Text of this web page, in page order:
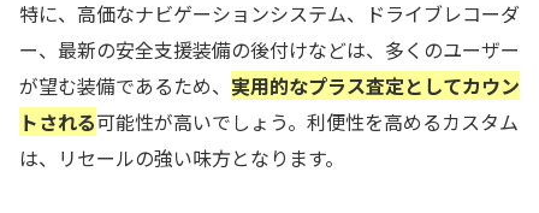
特に、高価なナビゲーションシステム、ドライブレコーダ
ー、最新の安全支援装備の後付けなどは、多くのユーザー
が望む装備であるため、 実用的なプラス査定としてカウン
トされる可能性が高いでしょう。利便性を高めるカスタム
は、リセールの強い味方となります。